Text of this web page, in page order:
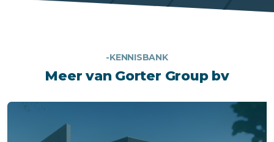
-KENNISBANK
Meer van Gorter Group bv